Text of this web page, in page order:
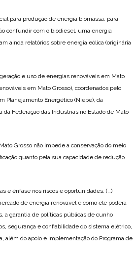
para produção de energia biomassa, para
confundir com o biodiesel, uma energia
ainda relatórios sobre energia eólica (originária
e uso de energias renováveis em Mato
em Mato Grosso), coordenados pelo
Planejamento Energético (Niepe), da
Federação das Industrias no Estado de Mato
Grosso não impede a conservação do meio
quanto pela sua capacidade de redução
e ênfase nos riscos e oportunidades. (…)
de energia renovável e como ele poderá
a garantia de políticas públicas de cunho
segurança e confiabilidade do sistema elétrico,
além do apoio e implementação do Programa de